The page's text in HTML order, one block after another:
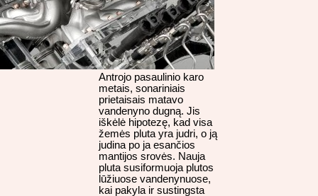
Antrojo pasaulinio karo
metais, sonariniais
prietaisais matavo
vandenyno dugną. Jis
iškėlė hipotezę, kad visa
žemės pluta yra judri, o ją
judina po ja esančios
mantijos srovės. Nauja
pluta susiformuoja plutos
lūžiuose vandenynuose,
kai pakyla ir sustingsta